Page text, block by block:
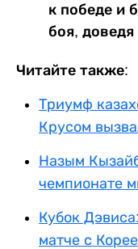
к победе и
боя, доведя
Читайте также:
Триумф
Крусом
Назым
чемпионате
Кубок
матче с